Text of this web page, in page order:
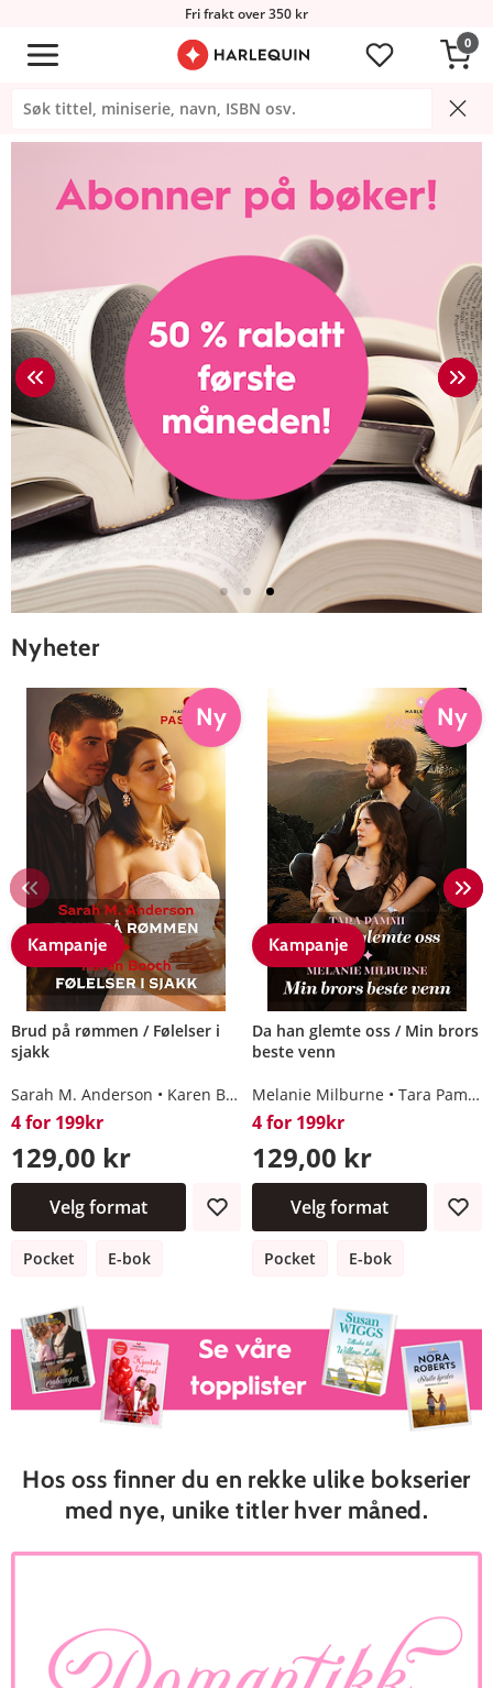
Fri frakt over 350 kr
0
Nyheter
Ny
Kampanje
Brud på rømmen / Følelser i
sjakk
Sarah M. Anderson Karen Booth
4 for 199kr
129,00 kr
Velg format
Pocket E-bok
Ny
Kampanje
Da han glemte oss / Min brors
beste venn
Melanie Milburne Tara Pammi
4 for 199kr
129,00 kr
Velg format
Pocket E-bok
Hos oss finner du en rekke ulike bokserier
med nye, unike titler hver måned.